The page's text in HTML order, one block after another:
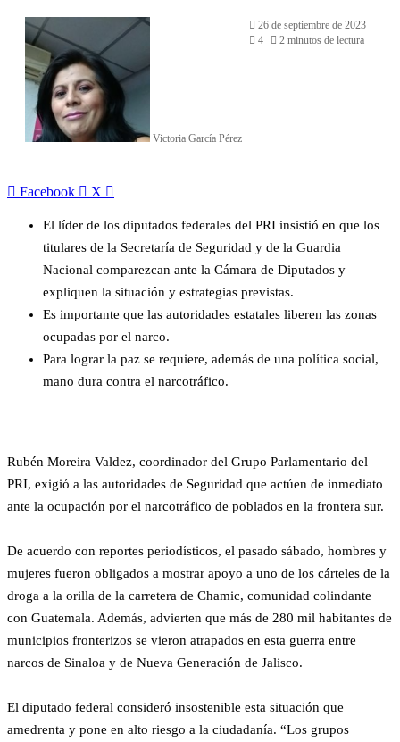
Victoria García Pérez
26 de septiembre de 2023
4
2 minutos de lectura
Facebook X
El líder de los diputados federales del PRI insistió en que los
titulares de la Secretaría de Seguridad y de la Guardia
Nacional comparezcan ante la Cámara de Diputados y
expliquen la situación y estrategias previstas.
Es importante que las autoridades estatales liberen las zonas
ocupadas por el narco.
Para lograr la paz se requiere, además de una política social,
mano dura contra el narcotráfico.
Rubén Moreira Valdez, coordinador del Grupo Parlamentario del
PRI, exigió a las autoridades de Seguridad que actúen de inmediato
ante la ocupación por el narcotráfico de poblados en la frontera sur.
De acuerdo con reportes periodísticos, el pasado sábado, hombres y
mujeres fueron obligados a mostrar apoyo a uno de los cárteles de la
droga a la orilla de la carretera de Chamic, comunidad colindante
con Guatemala. Además, advierten que más de 280 mil habitantes de
municipios fronterizos se vieron atrapados en esta guerra entre
narcos de Sinaloa y de Nueva Generación de Jalisco.
El diputado federal consideró insostenible esta situación que
amedrenta y pone en alto riesgo a la ciudadanía. “Los grupos